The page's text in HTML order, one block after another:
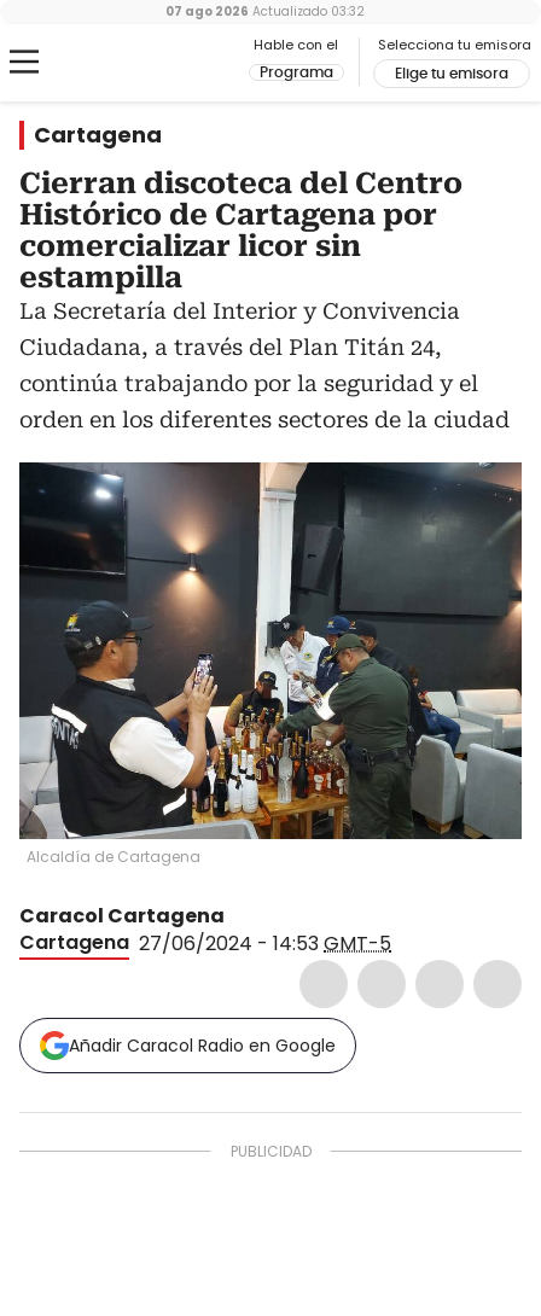
Hable con el
Programa
Selecciona tu emisora
Elige tu emisora
07 ago 2026 Actualizado 03:32
Cartagena
Cierran discoteca del Centro
Histórico de Cartagena por
comercializar licor sin
estampilla
La Secretaría del Interior y Convivencia
Ciudadana, a través del Plan Titán 24,
continúa trabajando por la seguridad y el
orden en los diferentes sectores de la ciudad
Alcaldía de Cartagena
Caracol Cartagena
Cartagena 27/06/2024 - 14:53GMT-5
Añadir Caracol Radio en Google